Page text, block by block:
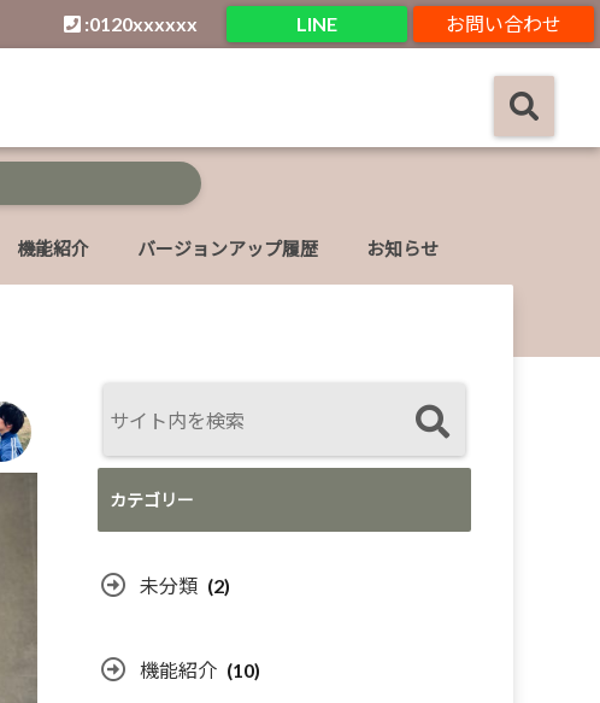
お問い合わせ
LINE
:0120xxxxxx
機能紹介 バージョンアップ履歴 お知らせ
カテゴリー
未分類 (2)
機能紹介 (10)